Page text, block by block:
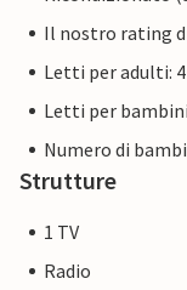
Il nostro rating
Letti per adulti: 4
Letti per
Numero di
Strutture
1 TV
Radio